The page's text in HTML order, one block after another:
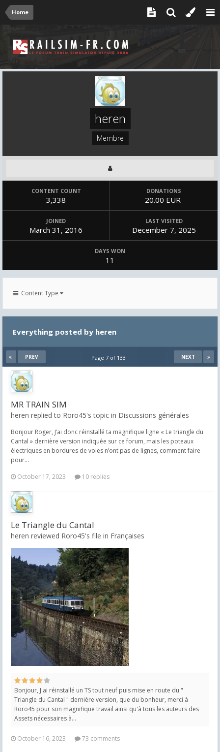
Home
heren
Membre
CONTENT COUNT
3,338
DONATIONS
20.00 EUR
JOINED
March 31, 2016
LAST VISITED
December 7, 2025
DAYS WON
11
Content Type
Everything posted by heren
PREV NEXT
Page 7 of 133
MR TRAIN SIM
heren replied to Roro45's topic in Discussions générales
Bonjour Roger, J’ai donc réinstallé ta magnifique ligne « Le triangle du
Cantal » dernière version indiquée sur ce forum, mais les poteaux
électriques en bordures de voies n’ont pas de lignes, comment faire
pour...
October 17, 2023
10 replies
Le Triangle du Cantal
heren reviewed Roro45's file in Françaises
Bonjour, J'ai réinstallé un TS tout neuf puis mise en route du "
Triangle du Cantal " dernière version, que du bonheur, merci à
Roro45 pour son magnifique travail ainsi qu'à tous les auteurs des
Assets nécessaires à...
October 16, 2023 73 comments